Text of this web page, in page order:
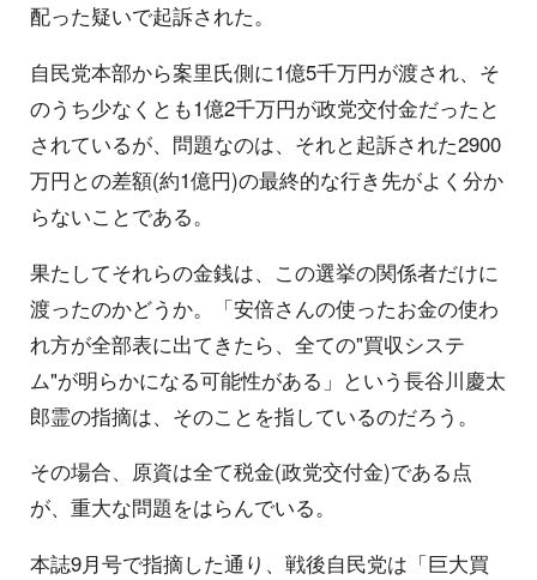
配った疑いで起訴された。
自民党本部から案里氏側に1億5千万円が渡され、そ
のうち少なくとも1億2千万円が政党交付金だったと
されているが、問題なのは、それと起訴された2900
万円との差額(約1億円)の最終的な行き先がよく分か
らないことである。
果たしてそれらの金銭は、この選挙の関係者だけに
渡ったのかどうか。「安倍さんの使ったお金の使わ
れ方が全部表に出てきたら、全ての"買収システ
ム"が明らかになる可能性がある」という長谷川慶太
郎霊の指摘は、そのことを指しているのだろう。
その場合、原資は全て税金(政党交付金)である点
が、重大な問題をはらんでいる。
本誌9月号で指摘した通り、戦後自民党は「巨大買